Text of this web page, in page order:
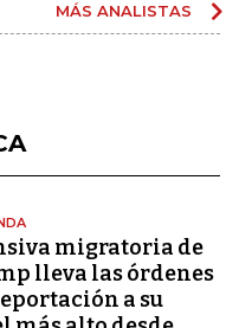
MÁS ANALISTAS
migratoria de
lleva las órdenes
a su